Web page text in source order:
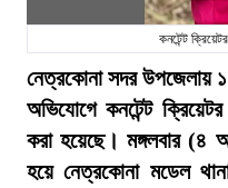
কনটেন্ট
নেত্রকোনা সদর উপজেলায়
অভিযোগে কনটেন্ট ক্রিয়েটর
করা হয়েছে। মঙ্গলবার (৪
হয়ে নেত্রকোনা মডেল